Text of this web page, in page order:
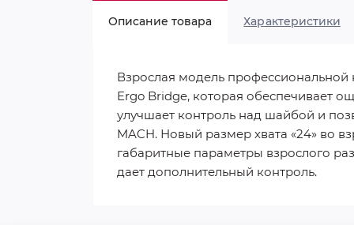
Описание товара Характеристики
Взрослая модель профессиональной
Ergo Bridge, которая обеспечивает
улучшает контроль над шайбой и
MACH. Новый размер хвата «24» во
габаритные параметры взрослого
дает дополнительный контроль.